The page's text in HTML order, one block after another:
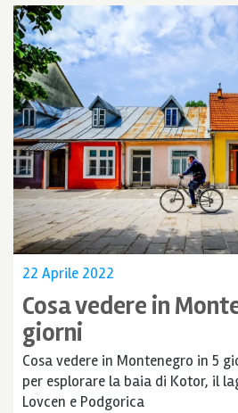
22 Aprile 2022
Cosa vedere in
giorni
Cosa vedere in Montenegro in 5
per esplorare la baia di Kotor, il
Lovcen e Podgorica